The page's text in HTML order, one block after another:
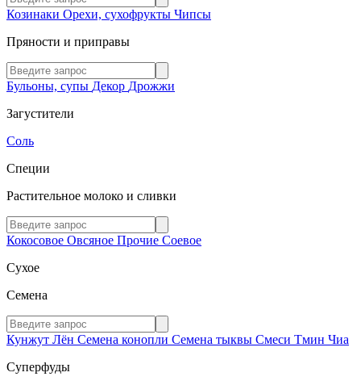
Козинаки Орехи, сухофрукты Чипсы
Пряности и приправы
Бульоны, супы Декор Дрожжи
Загустители
Соль
Специи
Растительное молоко и сливки
Кокосовое Овсяное Прочие Соевое
Сухое
Семена
Кунжут Лён Семена конопли Семена тыквы Смеси Тмин Чиа
Суперфуды